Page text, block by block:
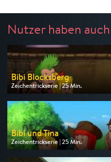
Nutzer haben
Bibi Blocksberg
Zeichentrickserie | 25 Min.
Ausgestrahlt von ZDF
am 08.08.2026, 07:30
Bibi und Tina
Zeichentrickserie | 25 Min.
Ausgestrahlt von ZDF
am 08.08.2026, 09:10